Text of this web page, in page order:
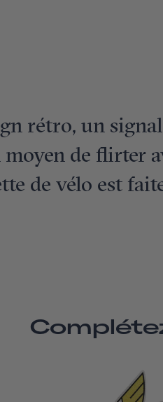
rétro, un signal
de flirter
de vélo est